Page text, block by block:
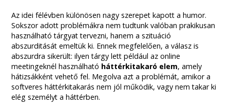
Az idei félévben különösen nagy szerepet kapott a humor.
Sokszor adott problémákra nem tudtunk valóban prakikusan
használható tárgyat tervezni, hanem a szituáció
abszurditását emeltük ki. Ennek megfelelően, a válasz is
abszurdra sikerült: ilyen tárgy lett például az online
meetingeknél használható háttérkitakaró elem, amely
hátizsákként vehető fel. Megolva azt a problémát, amikor a
softveres háttérkitakarás nem jól működik, vagy nem takar ki
elég személyt a háttérben.